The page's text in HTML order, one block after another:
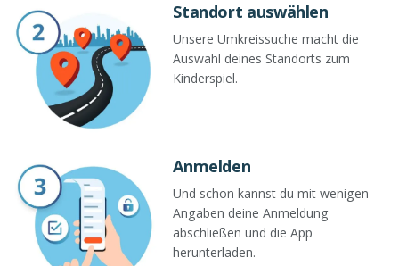
Standort auswählen
Unsere Umkreissuche macht die
Auswahl deines Standorts zum
Kinderspiel.
Anmelden
Und schon kannst du mit wenigen
Angaben deine Anmeldung
abschließen und die App
herunterladen.